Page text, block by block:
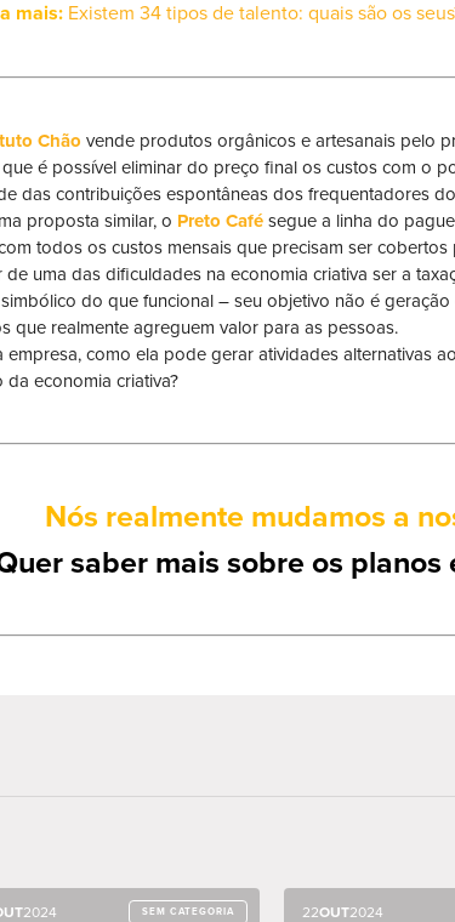
mais: Existem 34 tipos de talento: quais são os
Chão vende produtos orgânicos e artesanais pelo
é possível eliminar do preço final os custos com o
das contribuições espontâneas dos frequentadores
proposta similar, o Preto Café segue a linha do
todos os custos mensais que precisam ser
de uma das dificuldades na economia criativa ser a
do que funcional – seu objetivo não é
que realmente agreguem valor para as pessoas.
empresa, como ela pode gerar atividades alternativas
da economia criativa?
Nós realmente mudamos a
saber mais sobre os
2024 SEM CATEGORIA
2024 SEM CATEGORIA 22OUT2024
22OUT2024